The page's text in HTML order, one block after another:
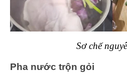
Sơ chế
Pha nước trộn gỏi